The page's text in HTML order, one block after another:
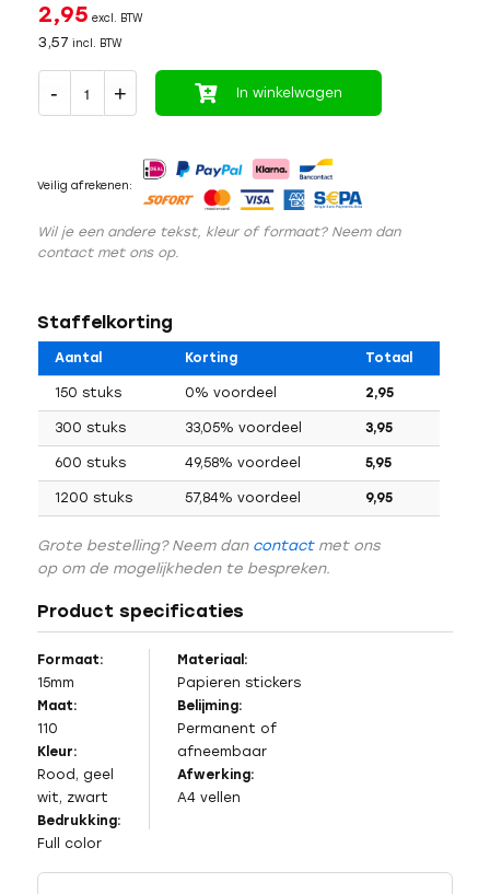
2,95 excl. BTW
3,57 incl. BTW
In winkelwagen
Veilig afrekenen:
Wil je een andere tekst, kleur of formaat? Neem dan
contact met ons op.
Staffelkorting
Aantal Korting Totaal
150 stuks 0% voordeel 2,95
300 stuks 33,05% voordeel 3,95
600 stuks 49,58% voordeel 5,95
1200 stuks 57,84% voordeel 9,95
Grote bestelling? Neem dan contactmet ons
op om de mogelijkheden te bespreken.
Product specificaties
Formaat:
15mm
Maat:
110
Kleur:
Rood, geel
wit, zwart
Bedrukking:
Full color
Materiaal:
Papieren stickers
Belijming:
Permanent of
afneembaar
Afwerking:
A4 vellen